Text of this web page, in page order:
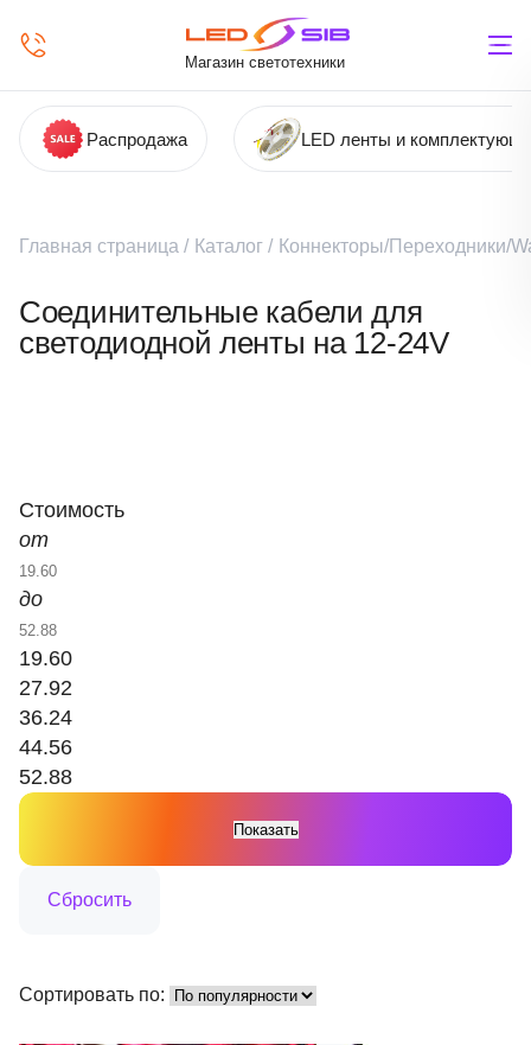
Магазин светотехники
Распродажа LED ленты и
Главная страница / Каталог / Коннекторы/Переходники/
Соединительные кабели для
светодиодной ленты на 12-24V
Стоимость
от
до
19.60
27.92
36.24
44.56
52.88
Сортировать по: